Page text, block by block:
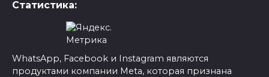
Статистика:
WhatsApp, Facebook и Instagram являются
продуктами компании Meta, которая признана